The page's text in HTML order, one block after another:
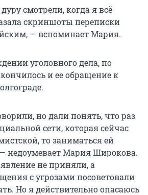
смотрели, когда я всё
скриншоты переписки
— вспоминает Мария.
уголовного дела, по
и ее обращение к
но дали понять, что раз
сети, которая сейчас
то заниматься ей
недоумевает Мария Широкова.
не приняли, а
с угрозами посоветовали
Но я действительно опасаюсь